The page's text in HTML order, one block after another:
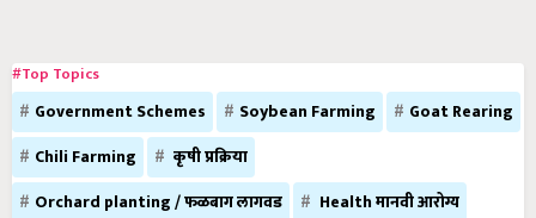
#Top Topics
Government Schemes Soybean Farming
Goat Rearing
Chili Farming
कृषी प्रक्रिया
Orchard planting / फळबाग लागवड
Health मानवी आरोग्य